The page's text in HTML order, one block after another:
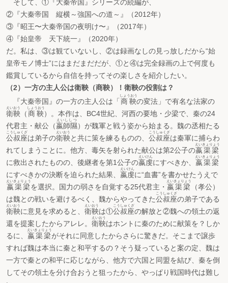
そして、①『大秦帝国』シリーズの続編が、
②『大秦帝国 縦横～強国への道～』（2012年）
③『昭王〜大秦帝国の夜明け〜』（2017年）
④『始皇帝 天下統一』（2020年）
だ。私は、③は観ていないし、②は録画なしの見っ放しだから“始
皇帝モノ博士”にはまだまだだが、①と④は完全録画の上で何度も
鑑賞しているから自信を持ってその楽しさを紹介したい。
（2）一方の主人公は衛鞅（商鞅）！衛鞅の役割は？
『大秦帝国』の一方の主人公は「 商鞅
しょうおう
の変法」で有名な法家の
衛鞅
えいおう
（商鞅
しょうおう
）。本作は、BC4世紀、河西の要地・少梁で、秦の24
代君主・献公（嬴師隰
えいししつ
）が魏軍と戦う姿から始まる。魏の丞相たる
公叔座
こうしゅくざ
は弟子の衛鞅
えいおう
と共に策を練るものの、 公叔座
こうしゅくざ
は秦軍に捕らわ
れてしまうことに。他方、毒矢を射られた献公は第2公子の嬴渠梁
えいきょりょう
に救出されたものの、後継者を第1公子の嬴虔
えいけん
にすべきか、 嬴渠梁
えいきょりょう
にすべきかの決断を迫られた結果、 嬴虔
えいけん
に“血書”を書かせたうえで
嬴渠梁
えいきょりょう
を選択。国力の弱さを自覚する25代君主・ 嬴渠梁
えいきょりょう
（孝公）
は魏との戦いを避けるべく、魏からやってきた公叔座
こうしゅくざ
の弟子である
衛鞅
えいおう
に意見を求めると、 衛鞅
えいおう
は①公叔座
こうしゅくざ
の解放と②魏への領土の返
還を提案したからアレレ。 衛鞅
えいおう
はホントに秦のために献策を？しか
るに、 嬴渠梁
えいきょりょう
がそれに同意したからさらに驚きだ。そこまで譲歩
すれば魏は本当に秦と和平するの？そう疑っていると案の定、魏は
一方で秦との和平に応じながら、他方で六国と同盟を結び、秦を倒
してその領土を分け合おうと狙ったから、やっぱり戦国時代は難し